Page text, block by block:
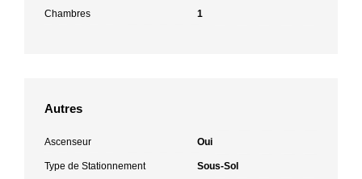
Chambres 1
Autres
Ascenseur Oui
Type de Stationnement Sous-Sol